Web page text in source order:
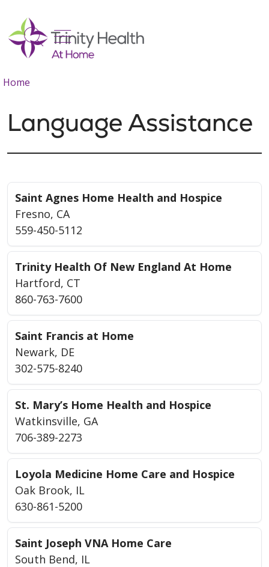
search
show off canvas menu
Home
Language Assistance
Saint Agnes Home Health and Hospice
Fresno, CA
559-450-5112
Trinity Health Of New England At Home
Hartford, CT
860-763-7600
Saint Francis at Home
Newark, DE
302-575-8240
St. Mary’s Home Health and Hospice
Watkinsville, GA
706-389-2273
Loyola Medicine Home Care and Hospice
Oak Brook, IL
630-861-5200
Saint Joseph VNA Home Care
South Bend, IL